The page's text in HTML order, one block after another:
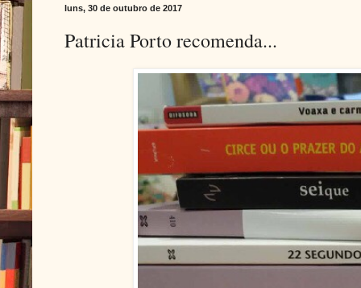
luns, 30 de outubro de 2017
Patricia Porto recomenda...